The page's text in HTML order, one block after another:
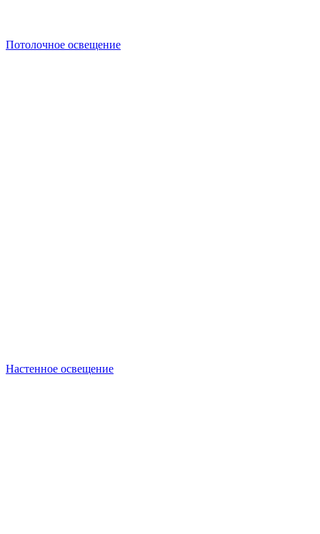
Потолочное освещение
Настенное освещение